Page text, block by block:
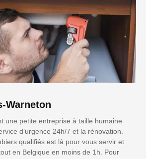
Warneton
une petite entreprise à taille humaine
d’urgence 24h/7 et la rénovation.
qualifiés est là pour vous servir et
en Belgique en moins de 1h. Pour